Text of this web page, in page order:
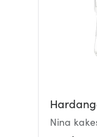
Nina